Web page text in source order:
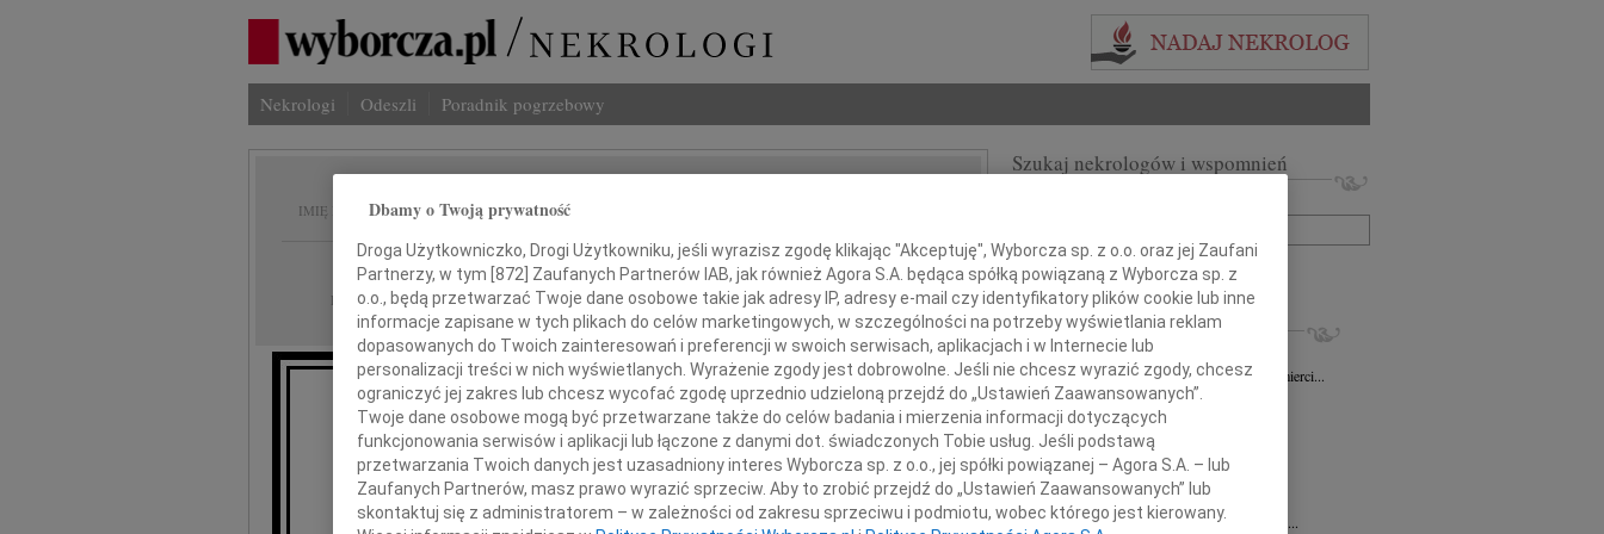
Nekrologi Odeszli Poradnik pogrzebowy
IMIĘ I NAZWISKO: Piotr Binkowski
REGION: Łódź
DATA EMISJI: 25.08.2010
Z głębokim żalem
i poczuciem ogromnej straty
przyjęliśmy wiadomość o tragicznej śmierci
Szukaj nekrologów i wspomnień
+ szukanie zaawansowane
INNE NEKROLOGI
Tadeusz Gapiński03.08.2026
Z dużym żalem przyjęliśmy wiadomość o śmierci...
31.07.2026Łódź
Wyrazy głębokiego współczucia dla...
29.07.2026Łódź
Wyrazy współczucia Pani Janinie...
27.07.2026Łódź
Pani Joannie Nowińskiej wyrazy głębokiego...
Dbamy o Twoją prywatność
Droga Użytkowniczko, Drogi Użytkowniku, jeśli wyrazisz zgodę klikając "Akceptuję", Wyborcza sp. z o.o. oraz jej Zaufani
Partnerzy, w tym [ 872 ] Zaufanych Partnerów IAB, jak również Agora S.A. będąca spółką powiązaną z Wyborcza sp. z
o.o., będą przetwarzać Twoje dane osobowe takie jak adresy IP, adresy e-mail czy identyfikatory plików cookie lub inne
informacje zapisane w tych plikach do celów marketingowych, w szczególności na potrzeby wyświetlania reklam
dopasowanych do Twoich zainteresowań i preferencji w swoich serwisach, aplikacjach i w Internecie lub
personalizacji treści w nich wyświetlanych. Wyrażenie zgody jest dobrowolne. Jeśli nie chcesz wyrazić zgody, chcesz
ograniczyć jej zakres lub chcesz wycofać zgodę uprzednio udzieloną przejdź do „Ustawień Zaawansowanych”.
Twoje dane osobowe mogą być przetwarzane także do celów badania i mierzenia informacji dotyczących
funkcjonowania serwisów i aplikacji lub łączone z danymi dot. świadczonych Tobie usług. Jeśli podstawą
przetwarzania Twoich danych jest uzasadniony interes Wyborcza sp. z o.o., jej spółki powiązanej – Agora S.A. – lub
Zaufanych Partnerów, masz prawo wyrazić sprzeciw. Aby to zrobić przejdź do „Ustawień Zaawansowanych” lub
skontaktuj się z administratorem – w zależności od zakresu sprzeciwu i podmiotu, wobec którego jest kierowany.